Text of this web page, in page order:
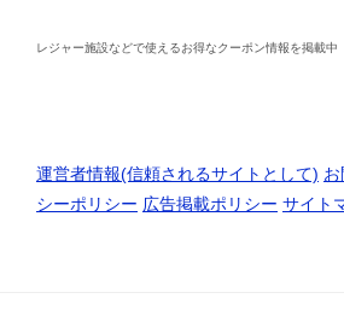
レジャー施設などで使えるお得なクーポン情報を掲載中
運営者情報(信頼されるサイトとして)
シーポリシー 広告掲載ポリシー サイト